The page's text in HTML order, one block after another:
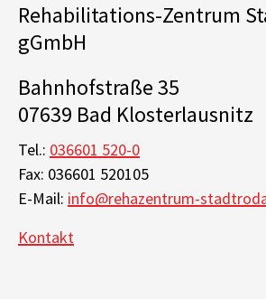
Rehabilitations-Zentrum
gGmbH
Bahnhofstraße 35
07639 Bad Klosterlausnitz
Tel.: 036601 520-0
Fax: 036601 520105
E-Mail: info@rehazentrum-
Kontakt